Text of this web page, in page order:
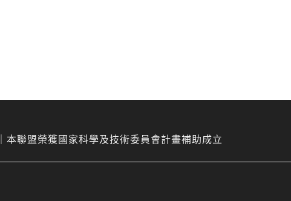
｜本聯盟榮獲國家科學及技術委員會計畫補助成立